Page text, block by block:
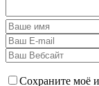
Сохраните моё